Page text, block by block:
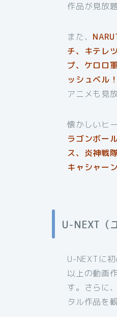
作品が見放
また、
チ、キテレ
プ、ケロロ
ッシュベル
アニメも見
懐かしいヒ
ラゴンボー
ス、炎神戦
キャシャー
U-NEXT（
U-NEXTに
以上の動画
す。さらに
タル作品を